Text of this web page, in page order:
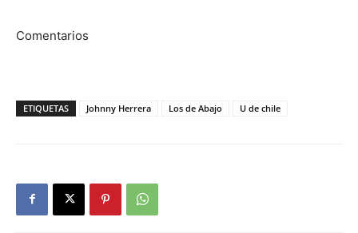
Comentarios
ETIQUETAS Johnny Herrera Los de Abajo U de chile